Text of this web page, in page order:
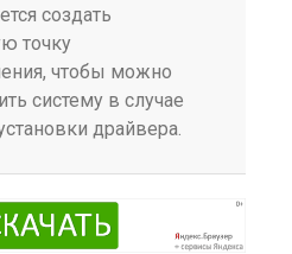
создать
точку
чтобы можно
систему в случае
драйвера.